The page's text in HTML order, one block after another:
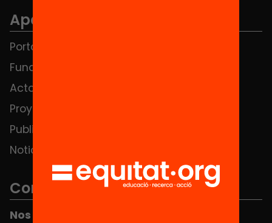
Apartados
Portada
Fundación
Actos
Proyectos
Publicaciones y vídeos
Noticias
Contacto
Nos puedes encontrar en el HUB Social